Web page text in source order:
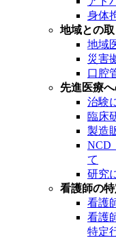
身体
地域との
地域
災害
口腔
先進医療
治験
臨床
製造
NCD
て
研究
看護師の
看護
看護
特定